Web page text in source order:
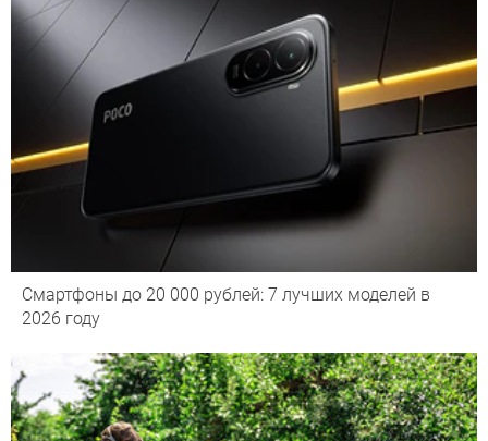
Смартфоны до 20 000 рублей: 7 лучших моделей в
2026 году